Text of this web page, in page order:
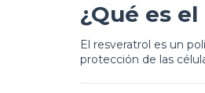
¿Qué es
El resveratrol es un
protección de las